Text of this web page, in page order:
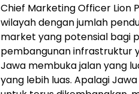
Chief Marketing Officer Lion
wilayah dengan jumlah
market yang potensial bagi
pembangunan infrastruktur
Jawa membuka jalan yang
yang lebih luas. Apalagi